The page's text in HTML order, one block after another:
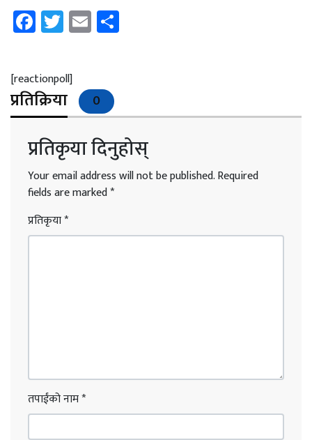
Facebook
Twitter
Email
[reactionpoll]
प्रतिक्रिया 0
प्रतिकृया दिनुहोस्
Your email address will not be published.Required
fields are marked*
प्रतिकृया*
तपाईंको नाम*